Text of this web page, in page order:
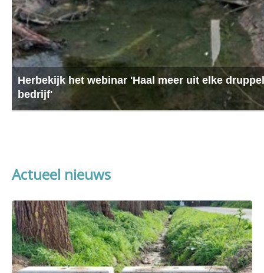
Ruimte rond de kolk: quick wins voor meer
Waterland vzw en Breekijzer vzw ontwikkelden samen met Viaverda een actiefiche
helpt.
Actueel nieuws